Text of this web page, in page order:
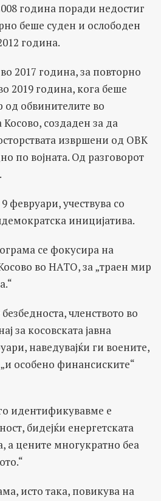
година поради недостиг
беше суден и ослободен
година.
2017 година, за повторно
2019 година, кога беше
од обвинителите во
создаден за да
извршени од ОВК
по војната. Од разговорот
февруари, учествува со
иницијатива.
се фокусира на
во НАТО, за „траен мир
членството во
за косовската јавна
наведувајќи ги воените,
особено финансиските“
идентификувавме е
бидејќи енергетската
а цените многукратно беа
исто така, повикува на